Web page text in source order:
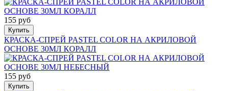
155 руб
Купить
КРАСКА-СПРЕЙ PASTEL COLOR НА АКРИЛОВОЙ
ОСНОВЕ 30МЛ КОРАЛЛ
155 руб
Купить